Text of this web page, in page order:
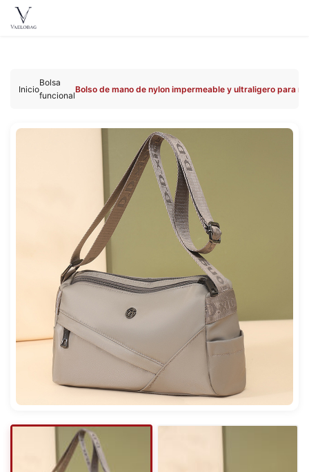
contenido
Vaelobag
Inicio
Bolsa
funcional
Bolso de mano de nylon impermeable y ultraligero para